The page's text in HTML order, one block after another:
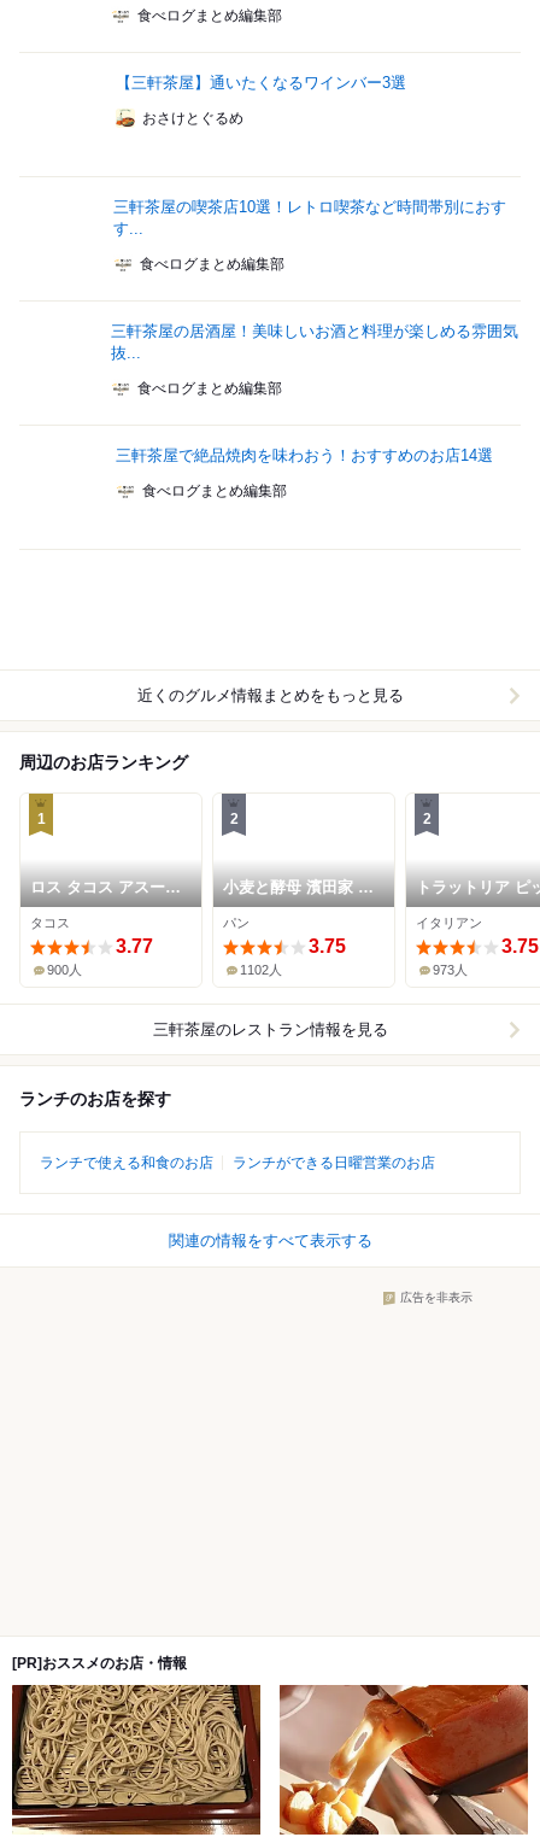
食べログまとめ編集部
【三軒茶屋】通いたくなるワインバー3選
おさけとぐるめ
三軒茶屋の喫茶店10選！レトロ喫茶など時間帯別におす
す...
食べログまとめ編集部
三軒茶屋の居酒屋！美味しいお酒と料理が楽しめる雰囲気
抜...
食べログまとめ編集部
三軒茶屋で絶品焼肉を味わおう！おすすめのお店14選
食べログまとめ編集部
近くのグルメ情報まとめをもっと見る
周辺のお店ランキング
1
ロス タコス アスーレ
ス
タコス
3.77
900人
2
小麦と酵母 濱田家 三
軒茶屋本店
パン
3.75
1102人
2
トラットリア ピ
ェリア ラルテ
イタリアン
3.75
973人
三軒茶屋のレストラン情報を見る
ランチのお店を探す
ランチで使える和食のお店 ランチができる日曜営業のお店
関連の情報をすべて表示する
広告を非表示
[PR]おススメのお店・情報